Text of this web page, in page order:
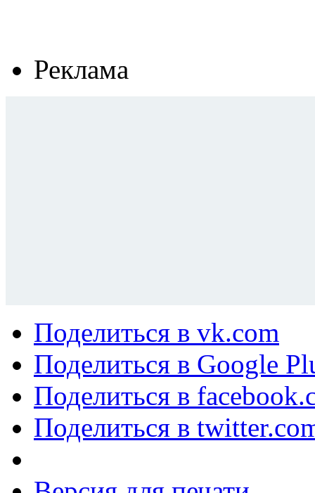
Реклама
Поделиться в vk.com
Поделиться в Google
Поделиться в
Поделиться в